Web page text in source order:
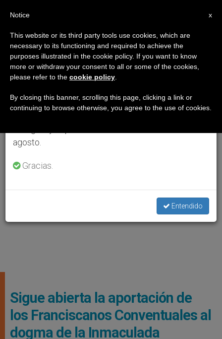
Sigue abierta la aportación de
los Franciscanos Conventuales al
dogma de la Inmaculada
×
Aviso importante
Del 27 de julio al 7 de agosto haremos la pausa
anual, aprovechando que en el periodo de verano
se generan menos informaciones y también el
agosto.
Gracias.
Entendido
x
Notice
This website or its third party tools use cookies, which are
necessary to its functioning and required to achieve the
purposes illustrated in the cookie policy. If you want to know
more or withdraw your consent to all or some of the cookies,
please refer to the cookie policy
By closing this banner, scrolling this page, clicking a link or
continuing to browse otherwise, you agree to the use of cookies.